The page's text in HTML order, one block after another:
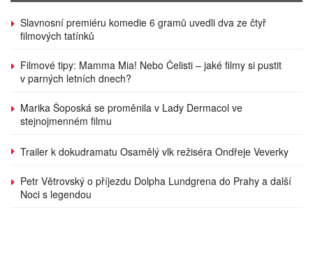
Slavnosní premiéru komedie 6 gramů uvedli dva ze čtyř
filmových tatínků
Filmové tipy: Mamma Mia! Nebo Čelisti – jaké filmy si pustit
v parných letních dnech?
Marika Šoposká se proměnila v Lady Dermacol ve
stejnojmenném filmu
Trailer k dokudramatu Osamělý vlk režiséra Ondřeje Veverky
Petr Větrovský o příjezdu Dolpha Lundgrena do Prahy a další
Noci s legendou